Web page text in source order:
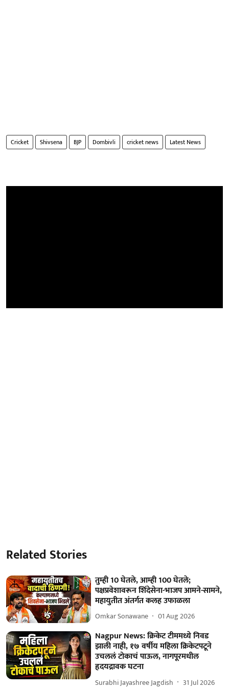
Cricket Shivsena BJP Dombivli cricket news Latest News
Related Stories
तुम्ही 10 घेतले, आम्ही 100 घेतले;
पक्षप्रवेशावरून शिंदेसेना-भाजप आमने-सामने,
महायुतीत अंतर्गत कलह उफाळला
Omkar Sonawane 01 Aug 2026
Nagpur News: क्रिकेट टीममध्ये निवड
झाली नाही, १७ वर्षीय महिला क्रिकेटपटूने
उचललं टोकाचं पाऊल, नागपूरमधील
हृदयद्रावक घटना
Surabhi Jayashree Jagdish 31 Jul 2026